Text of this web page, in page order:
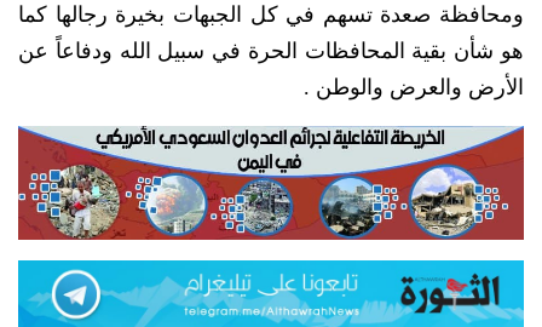
ومحافظة صعدة تسهم في كل الجبهات بخيرة رجالها كما
هو شأن بقية المحافظات الحرة في سبيل الله ودفاعاً عن
الأرض والعرض والوطن .